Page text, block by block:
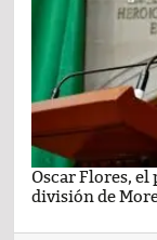
Oscar Flores,
división de